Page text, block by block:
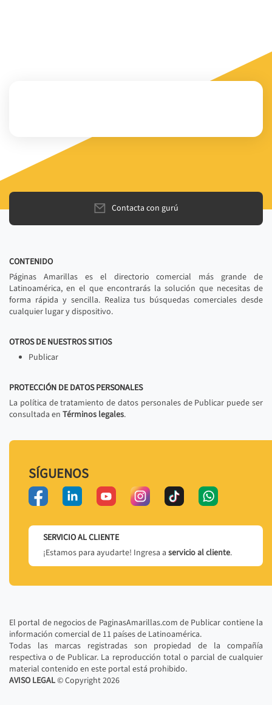
Contacta con gurú
CONTENIDO
Páginas Amarillas es el directorio comercial más grande de
Latinoamérica, en el que encontrarás la solución que necesitas de
forma rápida y sencilla. Realiza tus búsquedas comerciales desde
cualquier lugar y dispositivo.
OTROS DE NUESTROS SITIOS
Publicar
PROTECCIÓN DE DATOS PERSONALES
La política de tratamiento de datos personales de Publicar puede ser
consultada en Términos legales.
SÍGUENOS
SERVICIO AL CLIENTE
¡Estamos para ayudarte! Ingresa a servicio al cliente.
El portal de negocios de PaginasAmarillas.com de Publicar contiene la
información comercial de 11 países de Latinoamérica.
Todas las marcas registradas son propiedad de la compañía
respectiva o de Publicar. La reproducción total o parcial de cualquier
material contenido en este portal está prohibido.
AVISO LEGAL© Copyright2026